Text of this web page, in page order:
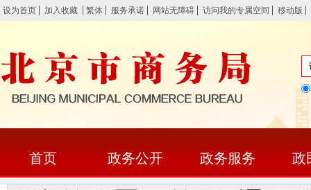
设为首页 加入收藏 繁体 服务承诺 网站无障碍 访问我的专属空间 移动版
首页 政务公开 政务服务 政